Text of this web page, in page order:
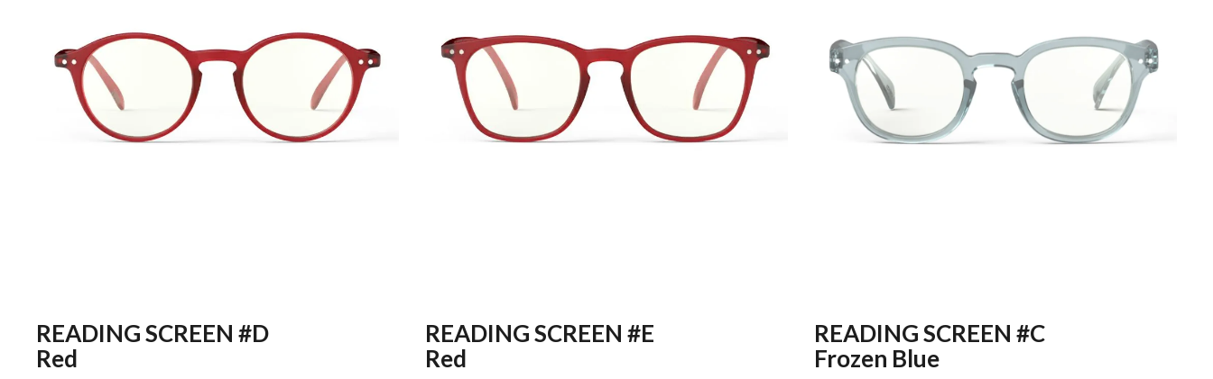
READING SCREEN #D
Red
READING SCREEN #E
Red
READING SCREEN #C
Frozen Blue